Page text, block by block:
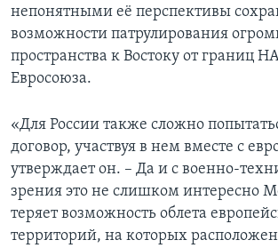
непонятными её перспективы
возможности патрулирования
пространства к Востоку от границ
Евросоюза.
«Для России также сложно
договор, участвуя в нем вместе с
утверждает он. – Да и с военно-
зрения это не слишком интересно
теряет возможность облета
территорий, на которых